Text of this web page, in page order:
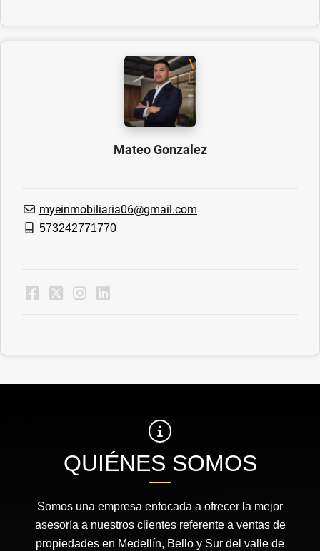
Mateo Gonzalez
myeinmobiliaria06@gmail.com
573242771770
QUIÉNES SOMOS
Somos una empresa enfocada a ofrecer la mejor
asesoría a nuestros clientes referente a ventas de
propiedades en Medellín, Bello y Sur del valle de